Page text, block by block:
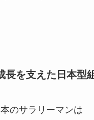
長を支えた日本型
のサラリーマンは